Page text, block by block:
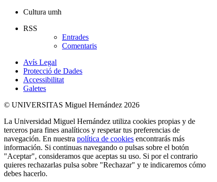
Cultura umh
RSS
Entrades
Comentaris
Avís Legal
Protecció de Dades
Accessibilitat
Galetes
© UNIVERSITAS Miguel Hernández 2026
La Universidad Miguel Hernández utiliza cookies propias y de
terceros para fines analíticos y respetar tus preferencias de
navegación. En nuestra política de cookies encontrarás más
información. Si continuas navegando o pulsas sobre el botón
"Aceptar", consideramos que aceptas su uso. Si por el contrario
quieres rechazarlas pulsa sobre "Rechazar" y te indicaremos cómo
debes hacerlo.